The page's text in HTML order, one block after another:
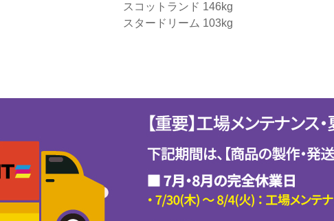
スコットランド 146kg
スタードリーム 103kg